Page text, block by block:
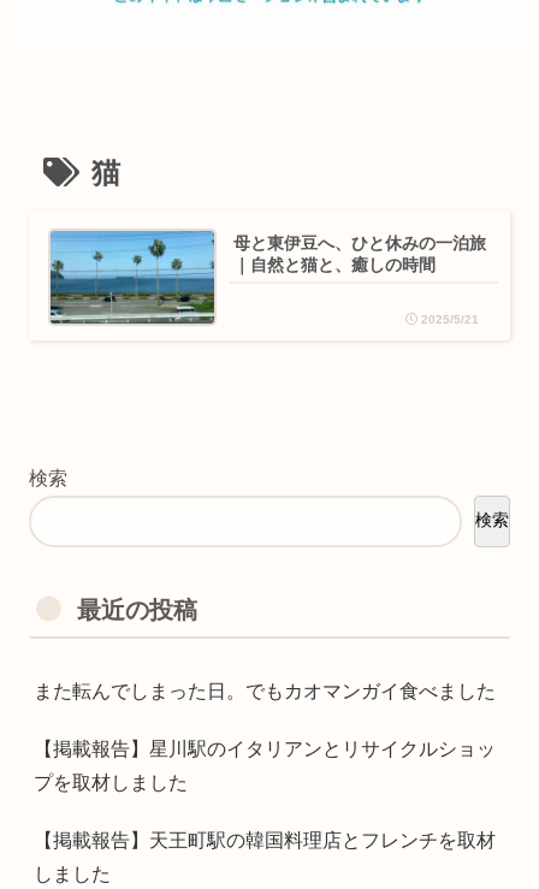
猫
母と東伊豆へ、ひと休みの一泊旅
｜自然と猫と、癒しの時間
2025/5/21
検索
検索
最近の投稿
また転んでしまった日。でもカオマンガイ食べました
【掲載報告】星川駅のイタリアンとリサイクルショッ
プを取材しました
【掲載報告】天王町駅の韓国料理店とフレンチを取材
しました